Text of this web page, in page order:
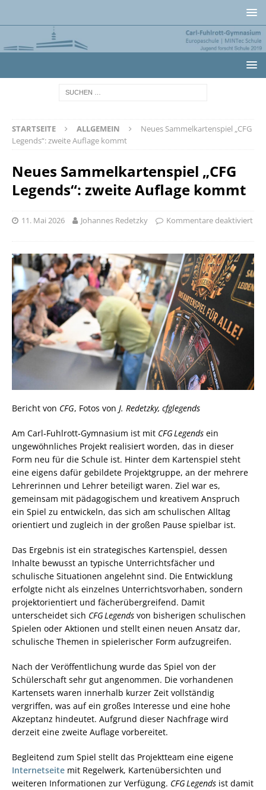
STARTSEITE ALLGEMEIN
Neues Sammelkartenspiel „CFG
Legends“: zweite Auflage kommt
Neues Sammelkartenspiel „CFG
Legends“: zweite Auflage kommt
11. Mai 2026 Johannes Redetzky Kommentare deaktiviert
Bericht von CFG, Fotos von J. Redetzky, cfglegends
Am Carl‑Fuhlrott‑Gymnasium ist mit CFG Legends ein
ungewöhnliches Projekt realisiert worden, das in dieser
Form neu für die Schule ist. Hinter dem Kartenspiel steht
eine eigens dafür gebildete Projektgruppe, an der mehrere
Lehrerinnen und Lehrer beteiligt waren. Ziel war es,
gemeinsam mit pädagogischem und kreativem Anspruch
ein Spiel zu entwickeln, das sich am schulischen Alltag
orientiert und zugleich in der großen Pause spielbar ist.
Das Ergebnis ist ein strategisches Kartenspiel, dessen
Inhalte bewusst an typische Unterrichtsfächer und
schulische Situationen angelehnt sind. Die Entwicklung
erfolgte nicht als einzelnes Unterrichtsvorhaben, sondern
projektorientiert und fächerübergreifend. Damit
unterscheidet sich CFG Legends von bisherigen schulischen
Spielen oder Aktionen und stellt einen neuen Ansatz dar,
schulische Themen in spielerischer Form aufzugreifen.
Nach der Veröffentlichung wurde das Spiel von der
Schülerschaft sehr gut angenommen. Die vorhandenen
Kartensets waren innerhalb kurzer Zeit vollständig
vergriffen, was auf ein großes Interesse und eine hohe
Akzeptanz hindeutet. Aufgrund dieser Nachfrage wird
derzeit eine zweite Auflage vorbereitet.
Begleitend zum Spiel stellt das Projektteam eine eigene
Internetseite mit Regelwerk, Kartenübersichten und
weiteren Informationen zur Verfügung. CFG Legends ist damit